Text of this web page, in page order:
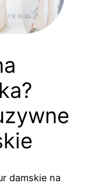
damskie na